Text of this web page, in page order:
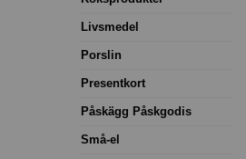
Livsmedel
Porslin
Presentkort
Påskägg Påskgodis
Små-el